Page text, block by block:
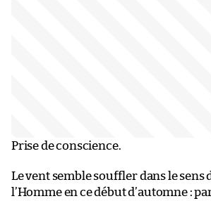
Prise de conscience.
Le vent semble souffler dans le sens
l’Homme en ce début d’automne :